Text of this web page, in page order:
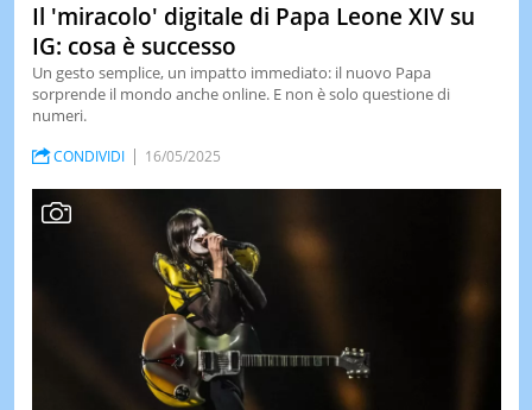
Il 'miracolo' digitale di Papa Leone XIV su
IG: cosa è successo
Un gesto semplice, un impatto immediato: il nuovo Papa
sorprende il mondo anche online. E non è solo questione di
numeri.
CONDIVIDI 16/05/2025